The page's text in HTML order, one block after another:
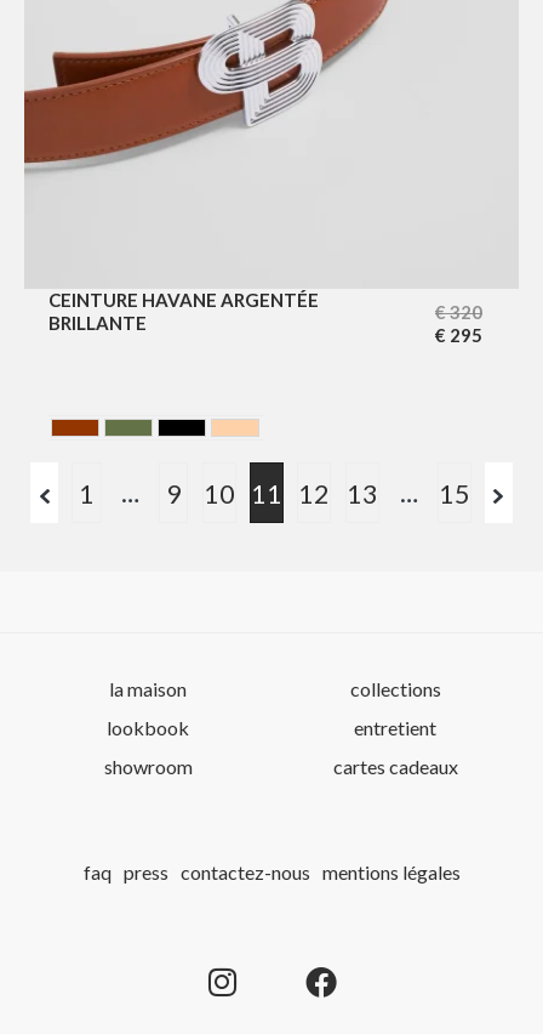
CEINTURE HAVANE ARGENTÉE
BRILLANTE
€320
€ 295
1 … 9 10 11 12 13 … 15
la maison
lookbook
showroom
collections
entretient
cartes cadeaux
faq press contactez-nous mentions légales